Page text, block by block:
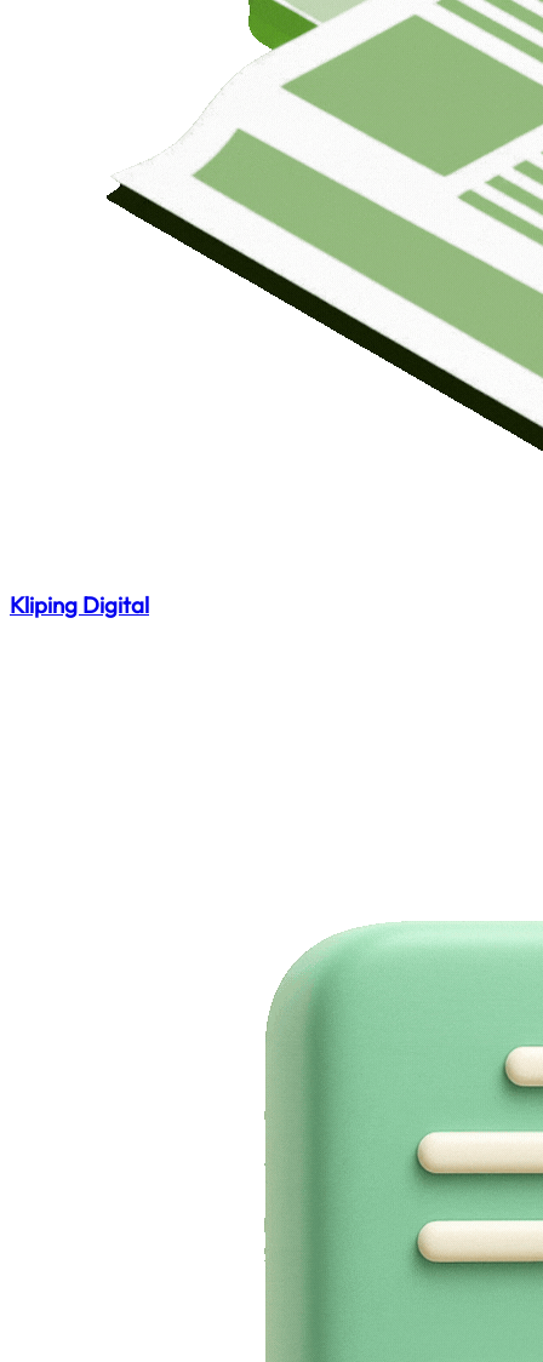
Kliping Digital